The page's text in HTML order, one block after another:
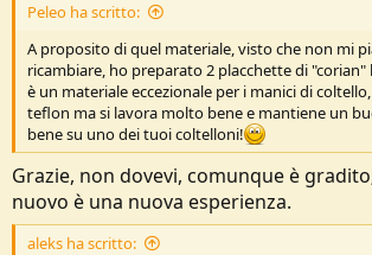
Peleo ha scritto:
A proposito di quel materiale, visto che non mi
ricambiare, ho preparato 2 placchette di "corian"
è un materiale eccezionale per i manici di
teflon ma si lavora molto bene e mantiene un
bene su uno dei tuoi coltelloni!
Grazie, non dovevi, comunque è
nuovo è una nuova esperienza.
aleks ha scritto: